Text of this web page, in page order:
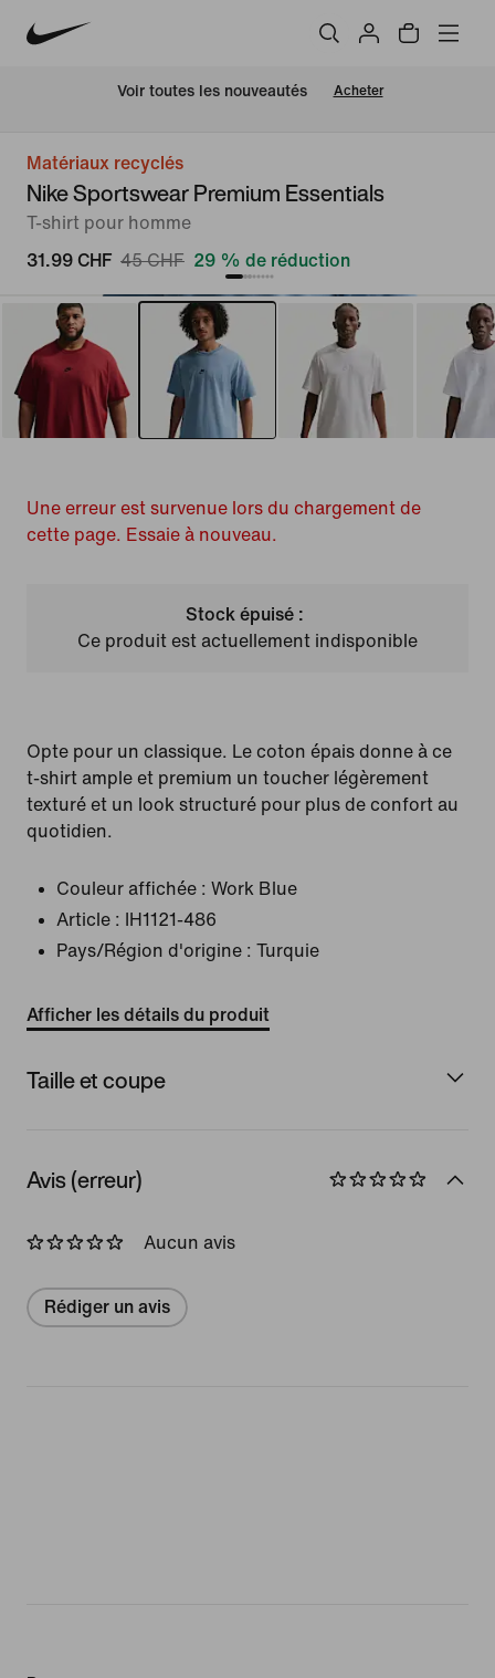
Voir toutes les nouveautés Acheter
Matériaux recyclés
Nike Sportswear Premium Essentials
T-shirt pour homme
31.99 CHF 45 CHF 29 % de réduction
Une erreur est survenue lors du chargement de
cette page. Essaie à nouveau.
Stock épuisé :
Ce produit est actuellement indisponible
Opte pour un classique. Le coton épais donne à ce
t-shirt ample et premium un toucher légèrement
texturé et un look structuré pour plus de confort au
quotidien.
Couleur affichée : Work Blue
Article :
IH1121-486
Pays/Région d'origine : Turquie
Afficher les détails du produit
Taille et coupe
Avis (erreur)
Aucun avis
Rédiger un avis